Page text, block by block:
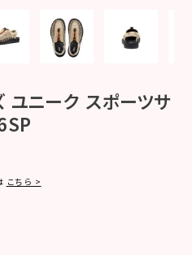
ユニーク スポーツサ
こちら >